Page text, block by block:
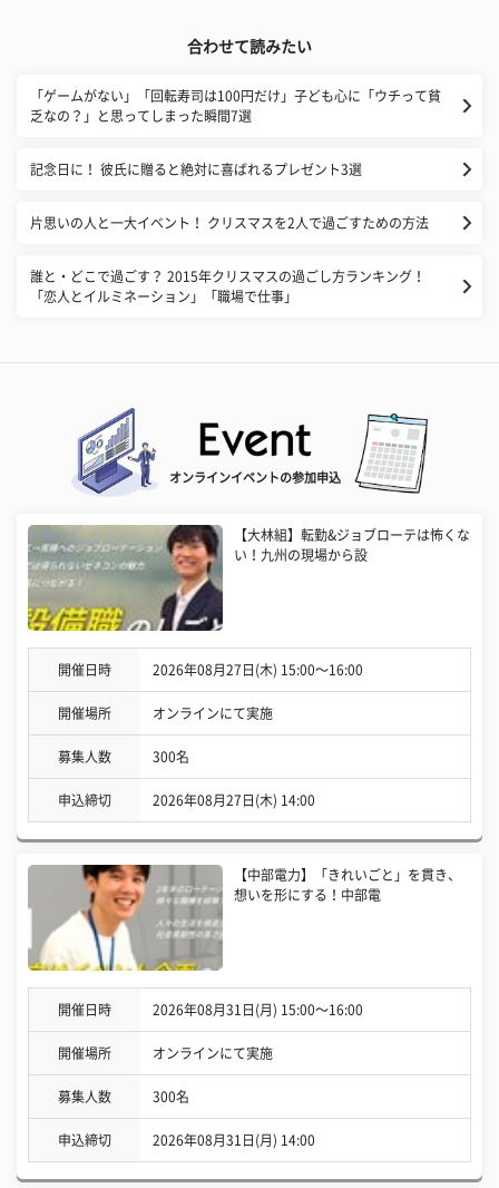
合わせて読みたい
「ゲームがない」「回転寿司は100円だけ」子ども心に「ウチって貧
乏なの？」と思ってしまった瞬間7選
記念日に！ 彼氏に贈ると絶対に喜ばれるプレゼント3選
片思いの人と一大イベント！ クリスマスを2人で過ごすための方法
誰と・どこで過ごす？ 2015年クリスマスの過ごし方ランキング！
「恋人とイルミネーション」「職場で仕事」
オンラインイベントの参加申込
【大林組】転勤&ジョブローテは怖くな
い！九州の現場から設
開催日時 2026年08月27日(木) 15:00〜16:00
開催場所 オンラインにて実施
募集人数 300名
申込締切 2026年08月27日(木) 14:00
【中部電力】「きれいごと」を貫き、
想いを形にする！中部電
開催日時 2026年08月31日(月) 15:00〜16:00
開催場所 オンラインにて実施
募集人数 300名
申込締切 2026年08月31日(月) 14:00